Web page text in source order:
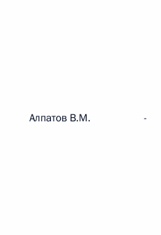
Алпатов В.М. -